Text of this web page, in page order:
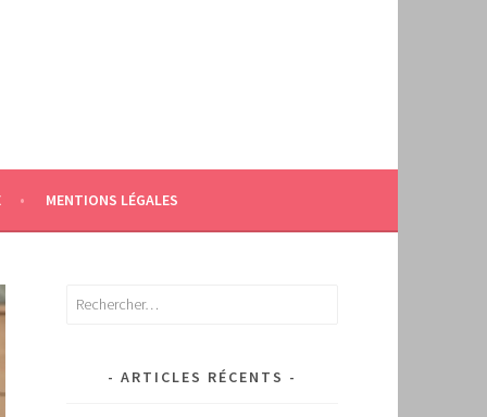
MENTIONS LÉGALES
Rechercher :
ARTICLES RÉCENTS